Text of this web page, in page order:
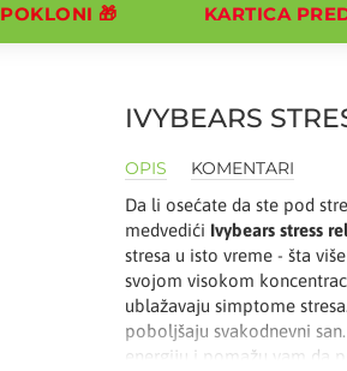
POKLONI 🎁 KARTICA
IVYBEARS
OPIS KOMENTARI
Da li osećate da ste pod
medvedići Ivybears stress
stresa u isto vreme - šta
svojom visokom
ublažavaju simptome
poboljšaju svakodnevni
energiju i pomažu vam da